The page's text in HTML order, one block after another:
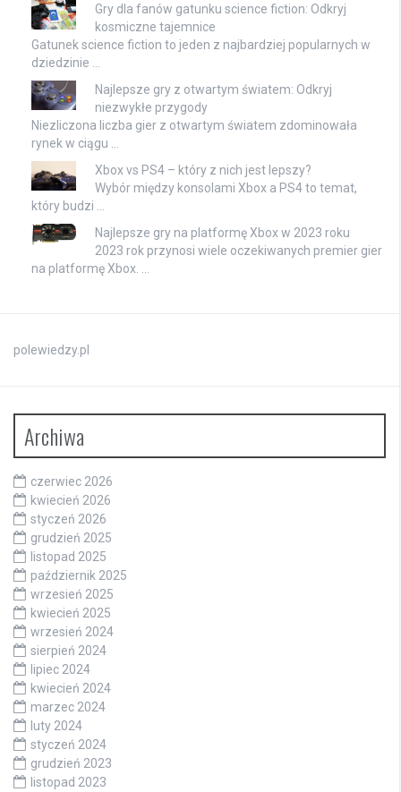
Gry dla fanów gatunku science fiction: Odkryj
kosmiczne tajemnice
Gatunek science fiction to jeden z najbardziej popularnych w
dziedzinie …
Najlepsze gry z otwartym światem: Odkryj
niezwykłe przygody
Niezliczona liczba gier z otwartym światem zdominowała
rynek w ciągu …
Xbox vs PS4 – który z nich jest lepszy?
Wybór między konsolami Xbox a PS4 to temat,
który budzi …
Najlepsze gry na platformę Xbox w 2023 roku
2023 rok przynosi wiele oczekiwanych premier gier
na platformę Xbox. …
polewiedzy.pl
Archiwa
czerwiec 2026
kwiecień 2026
styczeń 2026
grudzień 2025
listopad 2025
październik 2025
wrzesień 2025
kwiecień 2025
wrzesień 2024
sierpień 2024
lipiec 2024
kwiecień 2024
marzec 2024
luty 2024
styczeń 2024
grudzień 2023
listopad 2023